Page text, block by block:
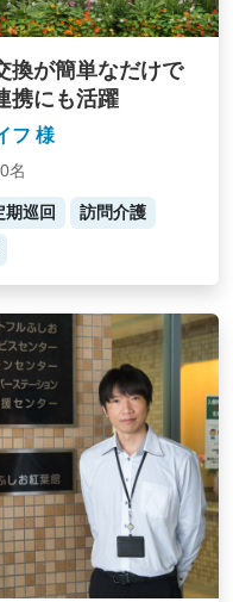
換が簡単なだけで
携にも活躍
フ 様
名
期巡回
訪問介護